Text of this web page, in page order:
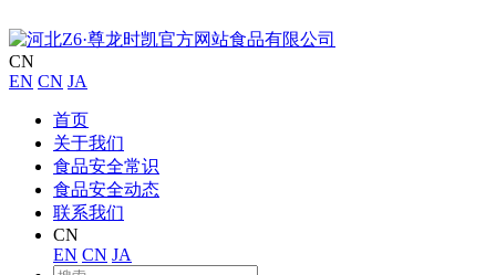
CN
EN CN JA
首页
关于我们
食品安全常识
食品安全动态
联系我们
CN
EN CN JA